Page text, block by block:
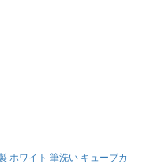
ホワイト 筆洗い キューブカ